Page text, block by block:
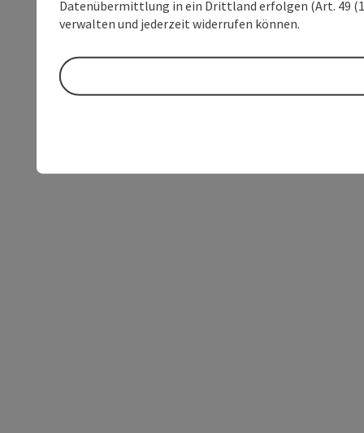
Datenübermittlung in ein Drittland erfolgen (Art. 49
verwalten und jederzeit widerrufen können.